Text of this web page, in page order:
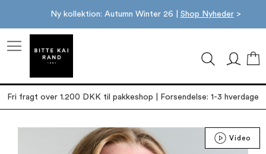
Ny kollektion: Autumn Winter 26 | Shop Nyheder>
Fri fragt over 1.200 DKK til pakkeshop | Forsendelse: 1-3 hverdage
Video